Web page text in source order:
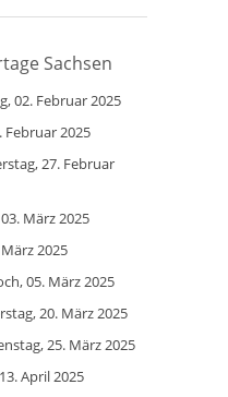
Sachsen
02. Februar 2025
Februar 2025
27. Februar
März 2025
2025
05. März 2025
20. März 2025
25. März 2025
April 2025